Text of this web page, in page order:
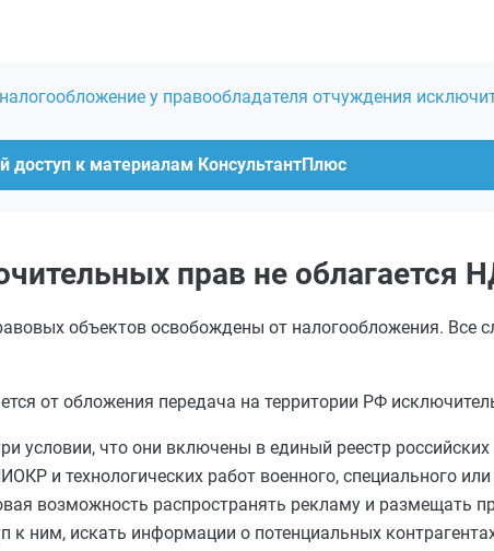
у правообладателя отчуждения
доступ к материалам КонсультантПлюс
прав не облагается
объектов освобождены от налогообложения. Все
от обложения передача на территории РФ
что они включены в единый реестр
и технологических работ военного, специального
возможность распространять рекламу и размещать
к ним, искать информации о потенциальных